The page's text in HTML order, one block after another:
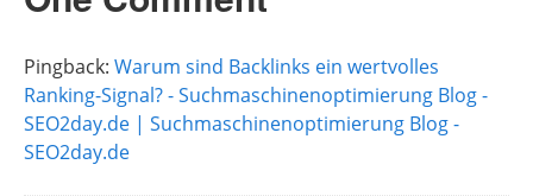
Pingback: Warum sind Backlinks ein wertvolles
Ranking-Signal? - Suchmaschinenoptimierung Blog -
SEO2day.de | Suchmaschinenoptimierung Blog -
SEO2day.de